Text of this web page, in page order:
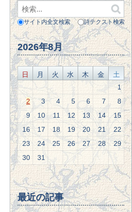
サイト内全文検索 詩テクスト検索
2026年8月
日 月 火 水 木 金
土
1
2
3 4 5 6 7
8
9
10 11 12 13 14
15
16
17 18 19 20 21
22
23
24 25 26 27 28
29
30
31
最近の記事